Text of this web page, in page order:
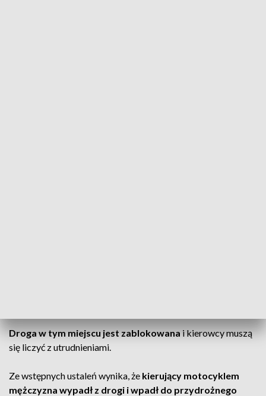
Droga w tym miejscu jest zablokowanai kierowcy muszą
się liczyć z utrudnieniami.
Ze wstępnych ustaleń wynika, że kierujący motocyklem
mężczyzna wypadł z drogi i wpadł do przydrożnego